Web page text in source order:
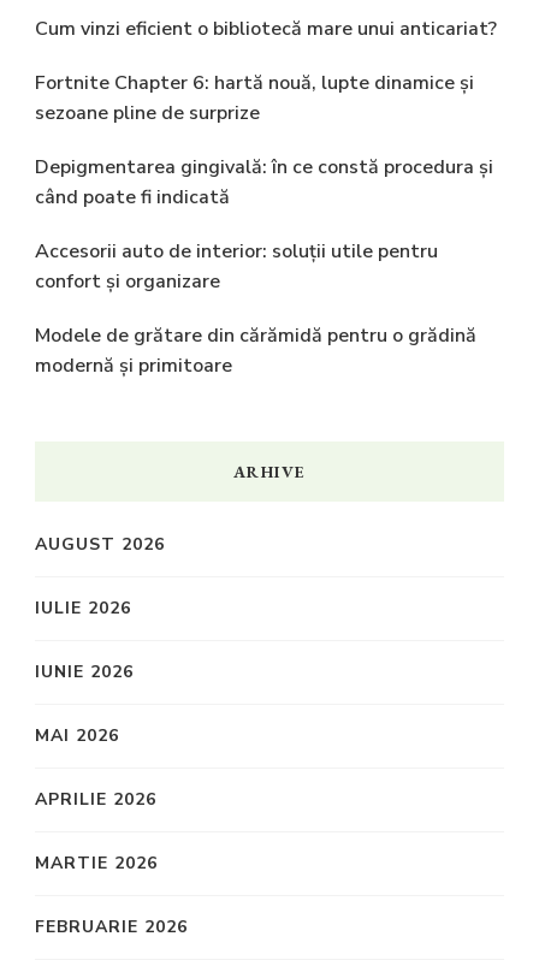
Cum vinzi eficient o bibliotecă mare unui anticariat?
Fortnite Chapter 6: hartă nouă, lupte dinamice și
sezoane pline de surprize
Depigmentarea gingivală: în ce constă procedura și
când poate fi indicată
Accesorii auto de interior: soluții utile pentru
confort și organizare
Modele de grătare din cărămidă pentru o grădină
modernă și primitoare
ARHIVE
AUGUST 2026
IULIE 2026
IUNIE 2026
MAI 2026
APRILIE 2026
MARTIE 2026
FEBRUARIE 2026